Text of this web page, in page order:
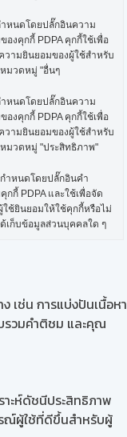
หนดโดยปลั๊กอินความ
องคุกกี้ PDPA คุกกี้ใช้เพื่อ
วามยินยอมของผู้ใช้สำหรับ
มวดหมู่ "อื่นๆ
หนดโดยปลั๊กอินความ
องคุกกี้ PDPA คุกกี้ใช้เพื่อ
วามยินยอมของผู้ใช้สำหรับ
มวดหมู่ "ประสิทธิภาพ"
ำหนดโดยปลั๊กอินคำ
กกี้ PDPA และใช้เพื่อจัด
ใช้ยินยอมให้ใช้คุกกี้หรือไม่
เก็บข้อมูลส่วนบุคคลใด ๆ
เช่น การแบ่งปันเนื้อหา
รวมคำติชม และคุณ
าะห์ดัชนีประสิทธิภาพ
ณ์ผู้ใช้ที่ดีขึ้นสำหรับผู้